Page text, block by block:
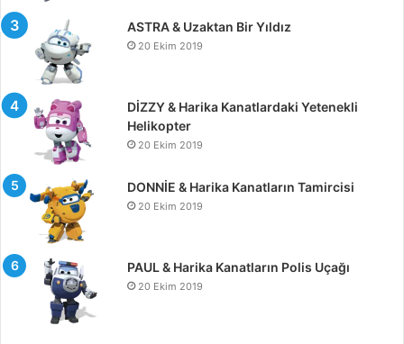
ASTRA & Uzaktan Bir Yıldız
20 Ekim 2019
DİZZY & Harika Kanatlardaki Yetenekli
Helikopter
20 Ekim 2019
DONNİE & Harika Kanatların Tamircisi
20 Ekim 2019
PAUL & Harika Kanatların Polis Uçağı
20 Ekim 2019